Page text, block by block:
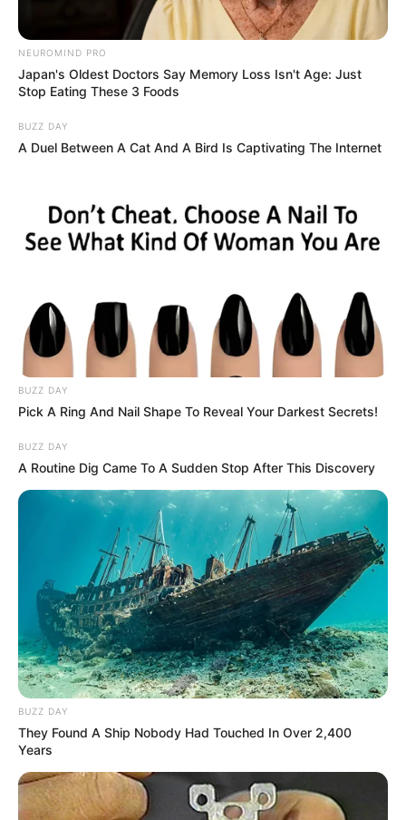
NEUROMIND PRO
Japan's Oldest Doctors Say Memory Loss Isn't Age: Just
Stop Eating These 3 Foods
BUZZ DAY
A Duel Between A Cat And A Bird Is Captivating The Internet
BUZZ DAY
Pick A Ring And Nail Shape To Reveal Your Darkest Secrets!
BUZZ DAY
A Routine Dig Came To A Sudden Stop After This Discovery
BUZZ DAY
They Found A Ship Nobody Had Touched In Over 2,400
Years